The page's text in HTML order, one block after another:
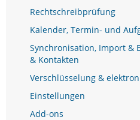
Rechtschreibprüfung
Kalender, Termin- und
Synchronisation, Import &
& Kontakten
Verschlüsselung &
Einstellungen
Add-ons